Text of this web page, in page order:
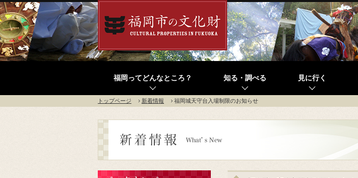
福岡ってどんなところ？ 知る・調べる 見に行く
トップページ 新着情報 福岡城天守台入場制限のお知らせ